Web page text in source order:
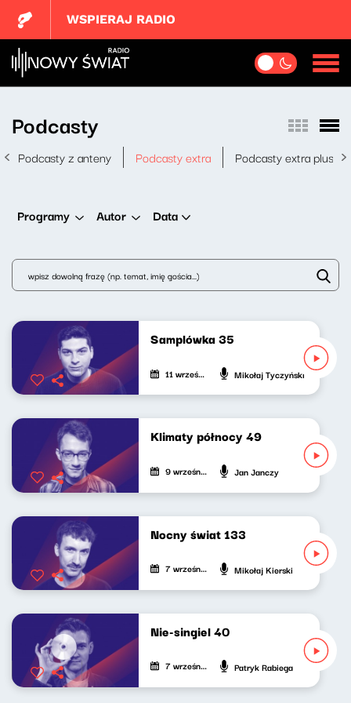
WSPIERAJ RADIO
Podcasty
Podcasty z anteny Podcasty extra Podcasty extra plus
Programy Autor Data
Samplówka 35
11 września 2023 Mikołaj Tyczyński
Klimaty północy 49
9 września 2023 Jan Janczy
Nocny świat 133
7 września 2023 Mikołaj Kierski
Nie-singiel 40
7 września 2023 Patryk Rabiega